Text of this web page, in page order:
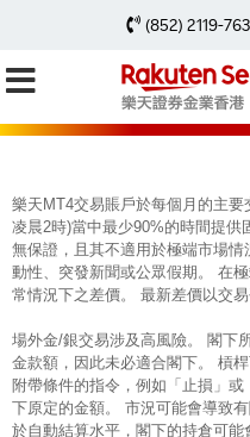
(852) 2119-
每周黃金
樂天MT4交易賬戶於每個月的主
凌晨2時)當中最少90%的時間提供
無保證，且其不適用於極端市場
動性、突發新聞或公眾假期。 在
常情況下之差價。 最新差價以交易
場外金/銀交易涉及高風險。 閣下
金款額，因此未必適合閣下。 槓
附帶條件的指令，例如「止損」
下原定的金額。 市況可能會導致
於自動結算水平，閣下的持倉可